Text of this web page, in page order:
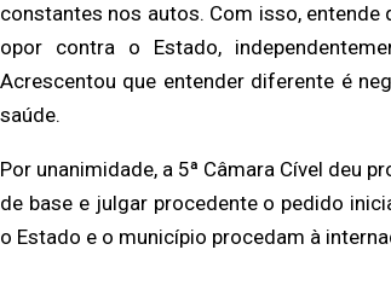
constantes nos autos. Com isso, entende
opor contra o Estado,
Acrescentou que entender diferente é
saúde.
Por unanimidade, a 5ª Câmara Cível deu
de base e julgar procedente o pedido
o Estado e o município procedam à